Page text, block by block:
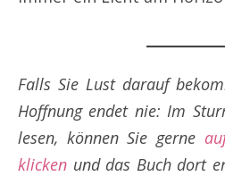
Falls Sie Lust darauf
Hoffnung endet nie: Im
lesen, können Sie gerne
klicken und das Buch dort